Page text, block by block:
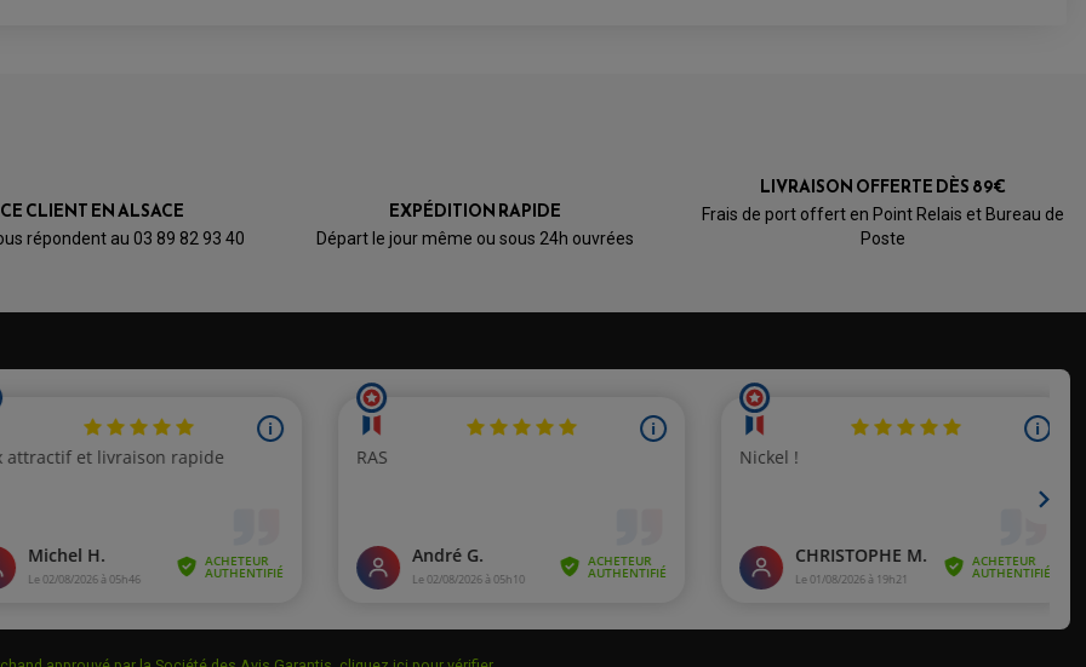
4★ 5★
Basé sur 14 avis
CLIENT EN ALSACE
répondent au 03 89 82 93 40
EXPÉDITION RAPIDE
Départ le jour même ou sous 24h ouvrées
LIVRAISON OFFERTE DÈS 89€
Frais de port offert en Point Relais et Bureau de
Poste